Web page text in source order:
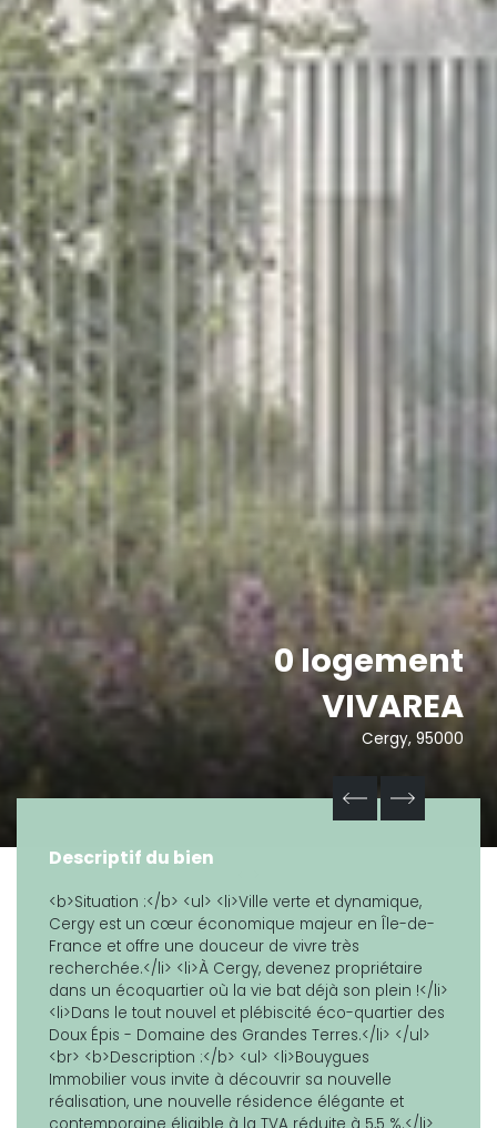
0 logement
VIVAREA
Cergy, 95000
Descriptif du bien
<b>Situation :</b> <ul> <li>Ville verte et dynamique,
Cergy est un cœur économique majeur en Île-de-
France et offre une douceur de vivre très
recherchée.</li> <li>À Cergy, devenez propriétaire
dans un écoquartier où la vie bat déjà son plein !</li>
<li>Dans le tout nouvel et plébiscité éco-quartier des
Doux Épis - Domaine des Grandes Terres.</li> </ul>
<br> <b>Description :</b> <ul> <li>Bouygues
Immobilier vous invite à découvrir sa nouvelle
réalisation, une nouvelle résidence élégante et